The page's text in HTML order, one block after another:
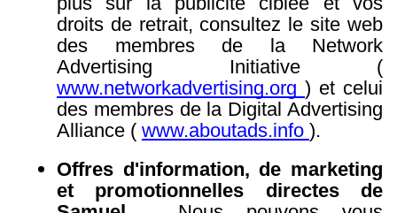
droits de retrait, consultez le site web
des membres de la Network
Advertising Initiative (
www.networkadvertising.org ) et celui
des membres de la Digital Advertising
Alliance ( www.aboutads.info ).
Offres d'information, de marketing
et promotionnelles directes de